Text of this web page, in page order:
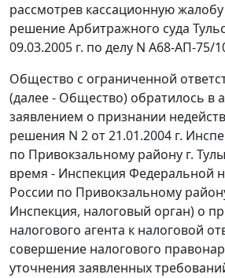
рассмотрев кассационную
решение Арбитражного суда
09.03.2005 г. по делу N А68-АП-75/
Общество с ограниченной
(далее - Общество) обратилось в
заявлением о признании
решения N 2 от 21.01.2004 г.
по Привокзальному району г.
время - Инспекция Федеральной
России по Привокзальному
Инспекция, налоговый орган) о
налогового агента к налоговой
совершение налогового
уточнения заявленных